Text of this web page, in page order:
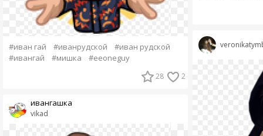
#иван гай #иванрудской
#иван рудской
#ивангай
#мишка #eeoneguy
28 2
vikad
ивангашка